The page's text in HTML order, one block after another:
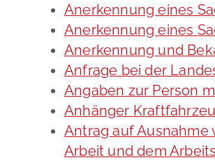
Anerkennung eines
Anerkennung eines
Anerkennung und
Anfrage bei der
Angaben zur Person
Anhänger
Antrag auf Ausnahme
Arbeit und dem